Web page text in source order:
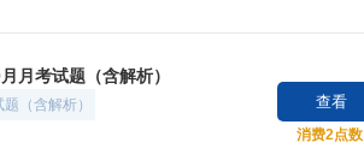
月考试题（含解析）
（含解析）
查看
消费2点数